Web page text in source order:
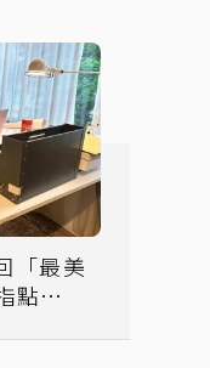
「最美
女主